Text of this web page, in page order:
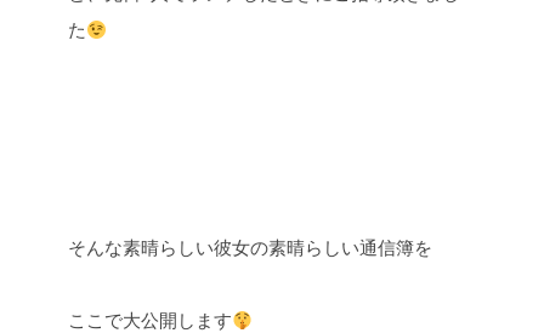
た
そんな素晴らしい彼女の素晴らしい通信簿を
ここで大公開します